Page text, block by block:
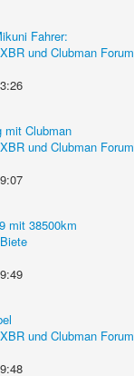
Fahrer:
XBR und Clubman Forum
mit Clubman
XBR und Clubman Forum
mit 38500km
Biete
XBR und Clubman Forum